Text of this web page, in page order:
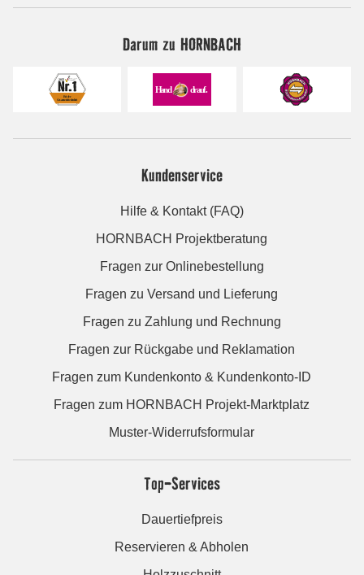
Darum zu HORNBACH
Kundenservice
Hilfe & Kontakt (FAQ)
HORNBACH Projektberatung
Fragen zur Onlinebestellung
Fragen zu Versand und Lieferung
Fragen zu Zahlung und Rechnung
Fragen zur Rückgabe und Reklamation
Fragen zum Kundenkonto & Kundenkonto-ID
Fragen zum HORNBACH Projekt-Marktplatz
Muster-Widerrufsformular
Top-Services
Dauertiefpreis
Reservieren & Abholen